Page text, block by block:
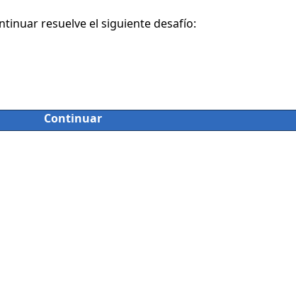
resuelve el siguiente desafío:
Continuar